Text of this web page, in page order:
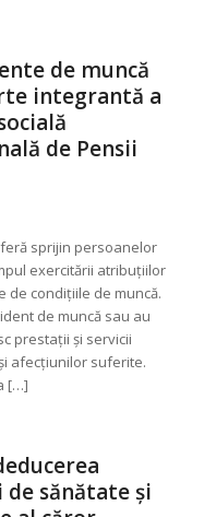
de muncă
integrantă a
de Pensii
sprijin persoanelor
exercitării atribuțiilor
de condițiile de muncă.
de muncă sau au
prestații și servicii
afecțiunilor suferite.
[…]
sănătate și